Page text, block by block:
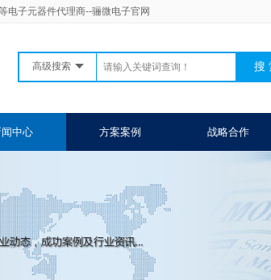
电子元器件代理商--骊微电子官网
高级搜索
闻中心 方案案例 战略合作